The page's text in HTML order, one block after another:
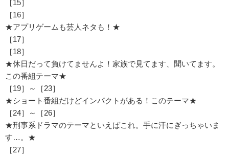
［15］
［16］
★アプリゲームも芸人ネタも！★
［17］
［18］
★休日だって負けてませんよ！家族で見てます、聞いてます。
この番組テーマ★
［19］～［23］
★ショート番組だけどインパクトがある！このテーマ★
［24］～［26］
★刑事系ドラマのテーマといえばこれ。手に汗にぎっちゃいま
す…。★
［27］